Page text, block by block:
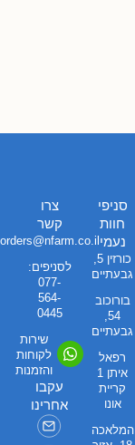
סניפי
חוות
נעמי
כורזין 5,
גבעתיים
בורוכוב
54,
גבעתיים
רפאל
איתן 1
קריית
אונו
המלאכה
צרו
קשר
orders@nfarm.co.il
לסניפים:
077-
564-
0445
שירות
לקוחות
והזמנות
עקבו
אחרינו